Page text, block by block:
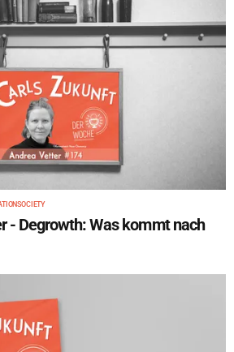
SOCIETY
- Degrowth: Was kommt nach